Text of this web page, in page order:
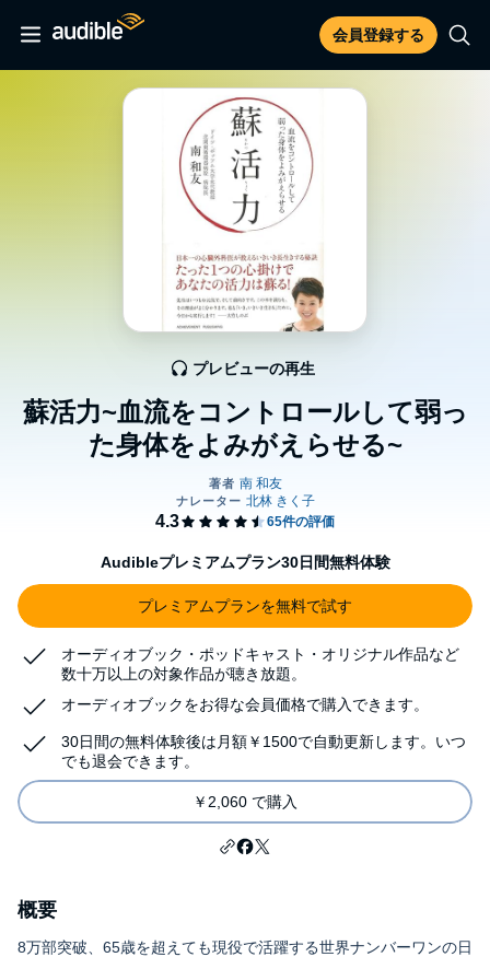
会員登録する
蘇活力~血流をコントロールして弱っ
た身体をよみがえらせる~
プレビューの再生
Audibleプレミアムプラン30日間無料体験
プレミアムプランを無料で試す
オーディオブック・ポッドキャスト・オリジナル作品など
数十万以上の対象作品が聴き放題。
オーディオブックをお得な会員価格で購入できます。
30日間の無料体験後は月額￥1500で自動更新します。いつ
でも退会できます。
￥2,060 で購入
概要
8万部突破、65歳を超えても現役で活躍する世界ナンバーワンの日